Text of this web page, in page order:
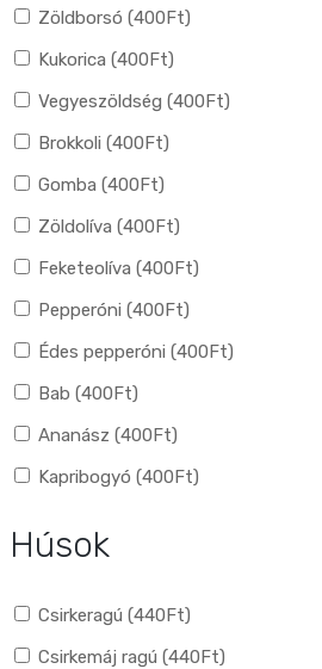
Zöldborsó (400Ft)
Kukorica (400Ft)
Vegyeszöldség (400Ft)
Brokkoli (400Ft)
Gomba (400Ft)
Zöldolíva (400Ft)
Feketeolíva (400Ft)
Pepperóni (400Ft)
Édes pepperóni (400Ft)
Bab (400Ft)
Ananász (400Ft)
Kapribogyó (400Ft)
Húsok
Csirkeragú (440Ft)
Csirkemáj ragú (440Ft)